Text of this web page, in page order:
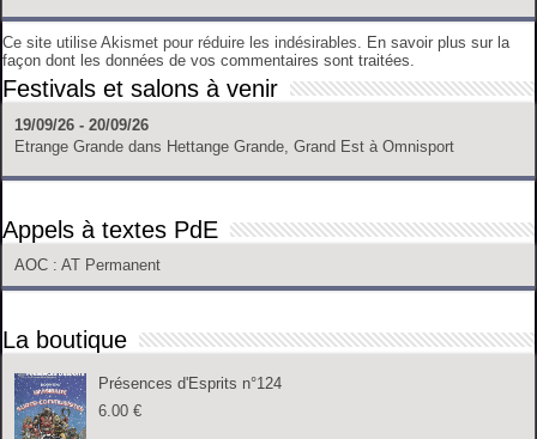
Ce site utilise Akismet pour réduire les indésirables.
En savoir plus sur la
façon dont les données de vos commentaires sont traitées
Festivals et salons à venir
19/09/26 - 20/09/26
Etrange Grande dans Hettange Grande, Grand Est à Omnisport
Appels à textes PdE
AOC : AT Permanent
La boutique
Présences d'Esprits n°124
6.00€